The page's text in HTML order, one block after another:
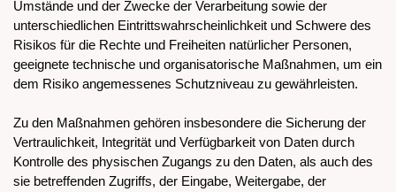
Umstände und der Zwecke der Verarbeitung sowie der
unterschiedlichen Eintrittswahrscheinlichkeit und Schwere des
Risikos für die Rechte und Freiheiten natürlicher Personen,
geeignete technische und organisatorische Maßnahmen, um ein
dem Risiko angemessenes Schutzniveau zu gewährleisten.
Zu den Maßnahmen gehören insbesondere die Sicherung der
Vertraulichkeit, Integrität und Verfügbarkeit von Daten durch
Kontrolle des physischen Zugangs zu den Daten, als auch des
sie betreffenden Zugriffs, der Eingabe, Weitergabe, der